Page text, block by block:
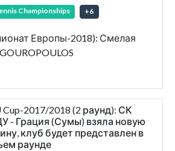
Championships
+6
Европы-2018): Смелая
Cup-2017/2018 (2 раунд): СК
- Грация (Сумы) взяла новую
клуб будет представлен в
раунде